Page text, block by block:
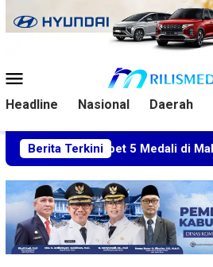
ke
Mobile
Headline Nasional Daerah
Berita Terkini
5 Medali di Malaysia Open